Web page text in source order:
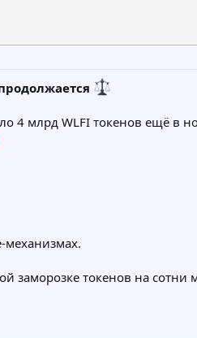
4 млрд WLFI токенов ещё в
механизмах.
заморозке токенов на